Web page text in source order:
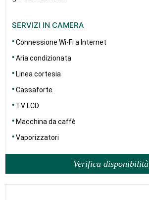
SERVIZI IN CAMERA
Connessione Wi-Fi a Internet
Aria condizionata
Linea cortesia
Cassaforte
TV LCD
Macchina da caffè
Vaporizzatori
Verifica disponibilità